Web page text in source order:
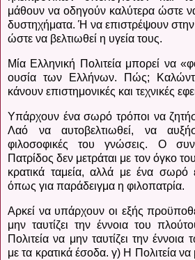
μάθουν να οδηγούν καλύτερα ώστε
δυστηχήματα. Ή να επιστρέψουν
ώστε να βελτιωθεί η υγεία τους.
Μία Ελληνική Πολιτεία μπορεί να
ουσία των Ελλήνων. Πώς;
κάνουν επιστημονικές και τεχνικές
Υπάρχουν ένα σωρό τρόποι να
Λαό να αυτοβελτιωθεί, να
φιλοσοφικές του γνώσεις. Ο
Πατρίδος δεν μετράται με τον όγκο
κρατικά ταμεία, αλλά με ένα σωρό
όπως για παράδειγμα η φιλοπατρία.
Αρκεί να υπάρχουν οι εξής
μην ταυτίζει την έννοια του
Πολιτεία να μην ταυτίζει την
με τα κρατικά έσοδα. γ) Η Πολιτεία να